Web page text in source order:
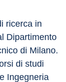
ricerca in
Dipartimento
di Milano.
di studi
Ingegneria